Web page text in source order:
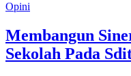
Opini
Membangun
Sekolah Pada